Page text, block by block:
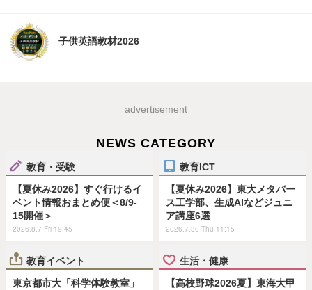
子供英語教材2026
advertisement
NEWS CATEGORY
教育・受験
【夏休み2026】すぐ行けるイ
ベント情報おまとめ便＜8/9-
15開催＞
2026.8.7 Fri 19:45
教育ICT
【夏休み2026】東大メタバー
ス工学部、生成AIなどジュニ
ア講座6選
2026.7.30 Thu 11:15
教育イベント
東京都市大「科学体験教室」
生活・健康
【高校野球2026夏】東海大甲